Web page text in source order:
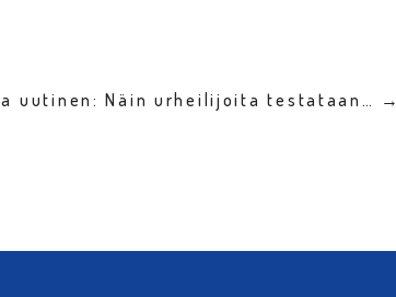
uutinen: Näin urheilijoita testataan… →